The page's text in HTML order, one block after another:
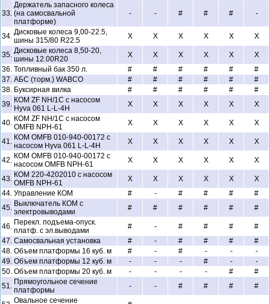
33.
Держатель запасного колеса
(на самосвальной
платформе)
- - # # # -
34. Дисковые колеса 9,00-22.5,
шины 315/80 R22.5
X X X X X X
35. Дисковые колеса 8,50-20,
шины 12.00R20
X X X X X
X
36. Топливный бак 350 л. # # # # #
#
37. АБС (торм.) WABCO # # # # #
#
38. Буксирная вилка # # # # #
#
39. КОМ ZF NH/1C с насосом
Hyva 061 L-L-4H
X X X X X X
40. КОМ ZF NH/1C с насосом
OMFB NPH-61
X X X X X X
41. КОМ OMFB 010-940-00172 с
насосом Hyva 061 L-L-4H
X X X X X X
42. КОМ OMFB 010-940-00172 с
насосом OMFB NPH-61
X X X X X X
43. КОМ 220-4202010 с насосом
OMFB NPH-61
X X X X X
X
44. Управление КОМ # - # # #
#
45. Выключатель КОМ с
электровыводами
# # # # # #
46. Перекл. подъема-опуск.
платф. с эл.выводами
# - # # #
#
47. Самосвальная установка # - # # #
#
48. Объем платформы 16 куб. м # - # - -
-
49. Объем платформы 12 куб. м - - - # -
-
50. Объем платформы 20 куб. м - - - - #
#
51. Прямоугольное сечение
платформы
- - # # # #
Овальное сечение